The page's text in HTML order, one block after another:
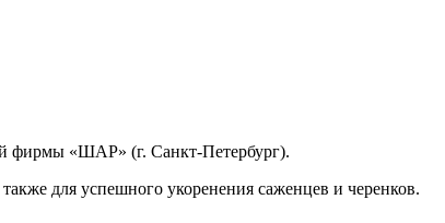
фирмы «ШАР» (г. Санкт-Петербург).
для успешного укоренения саженцев и черенков.